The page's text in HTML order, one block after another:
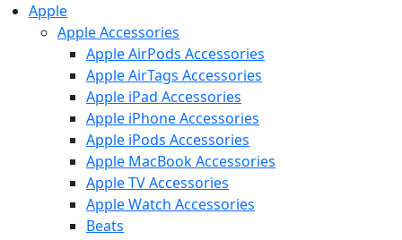
Apple
Apple Accessories
Apple AirPods Accessories
Apple AirTags Accessories
Apple iPad Accessories
Apple iPhone Accessories
Apple iPods Accessories
Apple MacBook Accessories
Apple TV Accessories
Apple Watch Accessories
Beats